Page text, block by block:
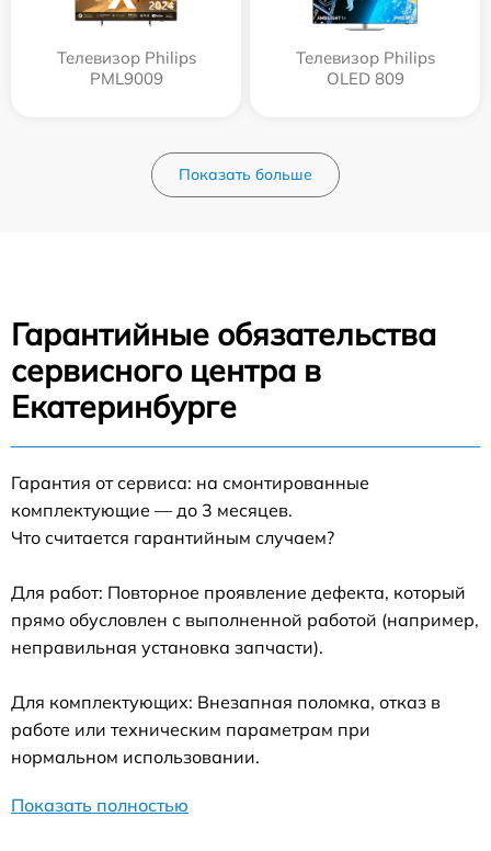
Телевизор Philips
PML9009
Телевизор Philips
OLED 809
Показать больше
Гарантийные обязательства
сервисного центра в
Екатеринбурге
Гарантия от сервиса: на смонтированные
комплектующие — до 3 месяцев.
Что считается гарантийным случаем?
Для работ: Повторное проявление дефекта, который
прямо обусловлен с выполненной работой (например,
неправильная установка запчасти).
Для комплектующих: Внезапная поломка, отказ в
работе или техническим параметрам при
нормальном использовании.
Показать полностью